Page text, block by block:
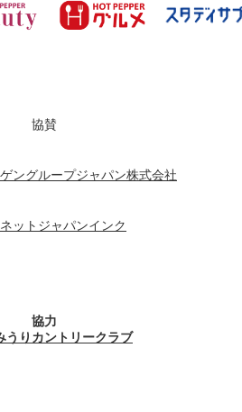
協賛
ングループジャパン株式会社
ットジャパンインク
協力
うりカントリークラブ